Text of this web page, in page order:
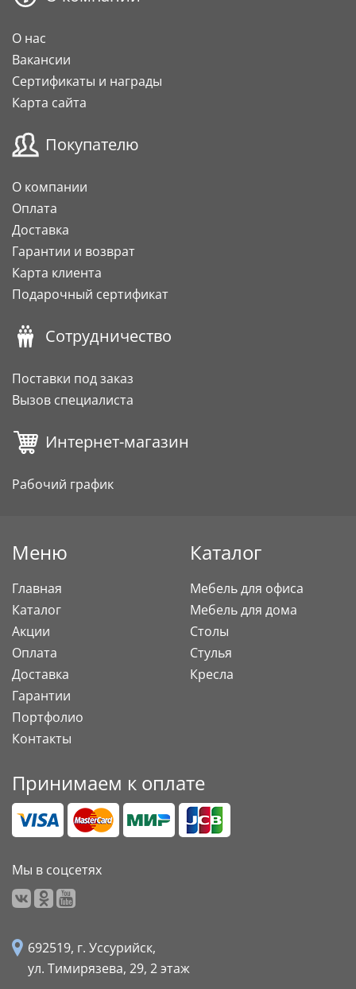
О нас
Вакансии
Сертификаты и награды
Карта сайта
Покупателю
О компании
Оплата
Доставка
Гарантии и возврат
Карта клиента
Подарочный сертификат
Сотрудничество
Поставки под заказ
Вызов специалиста
Интернет-магазин
Рабочий график
Меню
Главная
Каталог
Акции
Оплата
Доставка
Гарантии
Портфолио
Контакты
Каталог
Мебель для офиса
Мебель для дома
Столы
Стулья
Кресла
Принимаем к оплате
Мы в соцсетях
692519, г. Уссурийск,
ул. Тимирязева, 29, 2 этаж